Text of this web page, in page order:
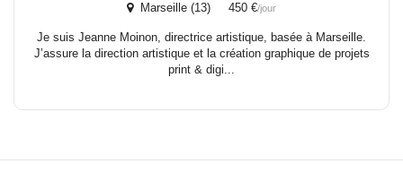
Marseille (13) 450 €/jour
Je suis Jeanne Moinon, directrice artistique, basée à Marseille.
J’assure la direction artistique et la création graphique de projets
print & digi...